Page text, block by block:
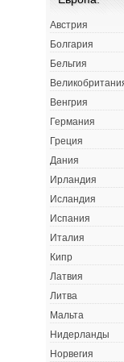
Австрия
Болгария
Бельгия
Венгрия
Германия
Греция
Дания
Ирландия
Исландия
Испания
Италия
Кипр
Латвия
Литва
Мальта
Нидерланды
Норвегия